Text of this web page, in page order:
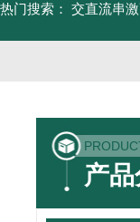
热门搜索： 交直流串
产